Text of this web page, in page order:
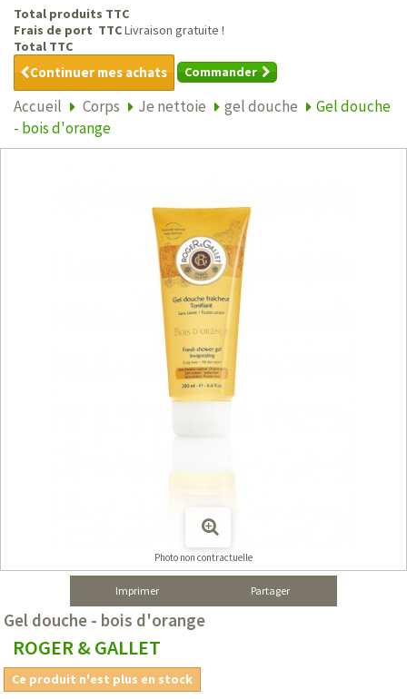
Total produits TTC
Frais de port TTCLivraison gratuite !
Total TTC
Continuer mes achats Commander
Accueil Corps Je nettoie gel douche
Gel douche
- bois d'orange
Photo non contractuelle
Imprimer Partager
Gel douche - bois d'orange
ROGER & GALLET
Ce produit n'est plus en stock